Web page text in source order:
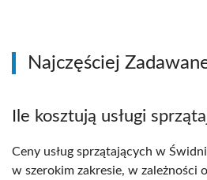
Najczęściej
Ile kosztują usługi
Ceny usług sprzątających w
w szerokim zakresie, w zależności